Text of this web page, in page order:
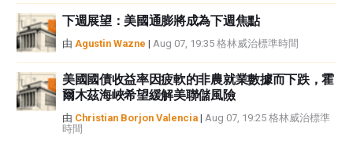
下週展望：美國通膨將成為下週焦點
由 Agustin Wazne | Aug 07, 19:35 格林威治標準時間
美國國債收益率因疲軟的非農就業數據而下跌，霍
爾木茲海峽希望緩解美聯儲風險
由 Christian Borjon Valencia | Aug 07, 19:25 格林威治標準
時間